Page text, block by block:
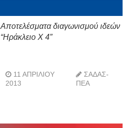
Αποτελέσματα διαγωνισμού ιδεών
“Ηράκλειο Χ 4”
11 ΑΠΡΙΛΊΟΥ
2013
ΣΑΔΑΣ-
ΠΕΑ